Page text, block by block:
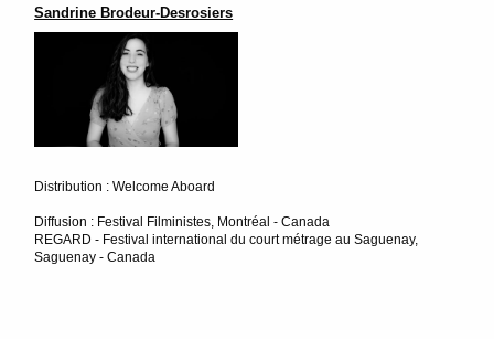
Sandrine Brodeur-Desrosiers
Distribution : Welcome Aboard
Diffusion : Festival Filministes, Montréal - Canada
REGARD - Festival international du court métrage au Saguenay,
Saguenay - Canada